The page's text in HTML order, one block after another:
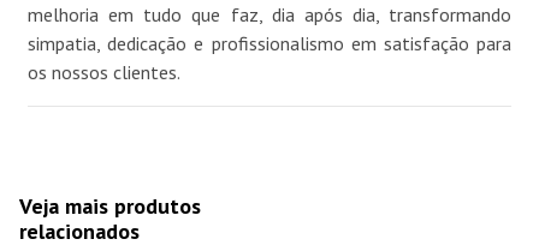
melhoria em tudo que faz, dia após dia, transformando
simpatia, dedicação e profissionalismo em satisfação para
os nossos clientes.
Veja mais produtos
relacionados